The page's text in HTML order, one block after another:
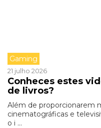
Gaming
21 julho 2026
Conheces estes
de livros?
Além de proporcionarem
cinematográficas e
o i ...